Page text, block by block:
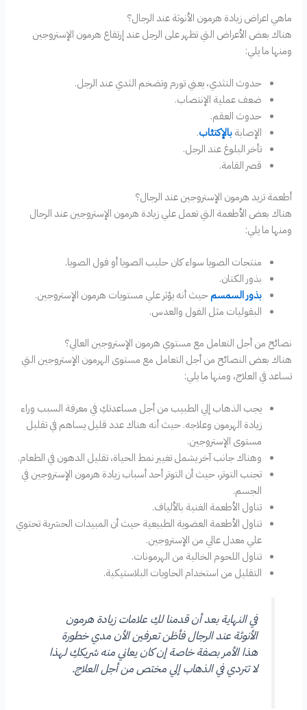
ماهي اعراض زيادة هرمون الأنوثة عند الرجال؟
هناك بعض الأعراض التي تظهر على الرجل عند إرتفاع هرمون الإستروجين
ومنها ما يلي:
حدوث التثدي، يعني تورم وتضخم الثدي عند الرجل.
ضعف عملية الإنتصاب.
حدوث العقم.
الإصابةبالإكتئاب.
تأخر البلوغ عند الرجل.
قصر القامة.
أطعمة تزيد هرمون الإستروجين عند الرجال؟
هناك بعض الأطعمة التي تعمل علي زيادة هرمون الإستروجين عند الرجال
ومنها ما يلي:
منتجات الصويا سواء كان حليب الصويا أو فول الصويا.
بذور الكتان.
بذور السمسمحيث أنه يؤثر علي مستويات هرمون الإستروجين.
البقوليات مثل الفول والعدس.
نصائح من أجل التعامل مع مستوي هرمون الإستروجين العالي؟
هناك بعض النصائح من أجل التعامل مع مستوى الهرمون الإستروجين التي
تساعد في العلاج، ومنها ما يلي:
يجب الذهاب إلي الطبيب من أجل مساعدتكِ في معرفة السبب وراء
زيادة الهرمون وعلاجه. حيث أنه هناك عدد قليل يساهم في تقليل
مستوى الإستروجين.
وهناك جانب آخر يشمل تغيير نمط الحياة، تقليل الدهون في الطعام.
تجنب التوتر، حيث أن التوتر أحد أسباب زيادة هرمون الإستروجين في
الجسم.
تناول الأطعمة الغنية بالألياف.
تناول الأطعمة العضوية الطبيعية حيث أن المبيدات الحشرية تحتوي
علي معدل عالي من الإستروجين.
تناول اللحوم الخالية من الهرمونات.
التقليل من استخدام الحاويات البلاستيكية.
في النهاية بعد أن قدمنا لكِ علامات زيادة هرمون
الأنوثة عند الرجال فأظن تعرفين الأن مدي خطورة
هذا الأمر بصفة خاصة إن كان يعاني منه شريككِ لهذا
لا تتردي في الذهاب إلي مختص من أجل العلاج.